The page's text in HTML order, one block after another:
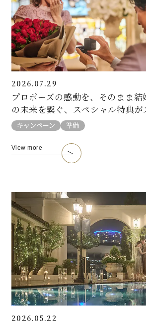
2026.07.29
プロポーズの感動を、そのまま結
の未来を繋ぐ、スペシャル特典が
キャンペーン 準備
View more
2026.05.22